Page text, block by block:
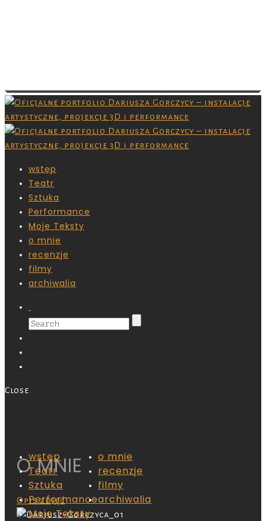
wstęp
Teatr
Sztuka
Performance
Moje Teksty
o mnie
recenzje
filmy
archiwalia
wstęp
Teatr
Sztuka
Performance
Moje Teksty
o mnie
recenzje
filmy
archiwalia
Close
O MNIE
Opis zdjęć